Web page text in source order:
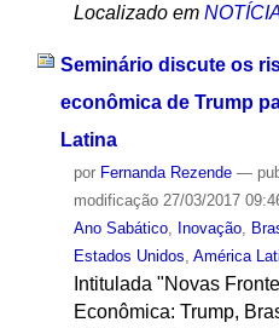
Localizado em
Seminário discute os
econômica de Trump
Latina
por Fernanda Rezende —
modificação27/03/2017
Ano Sabático, Inovação,
Estados Unidos, América
Intitulada "Novas
Econômica: Trump,